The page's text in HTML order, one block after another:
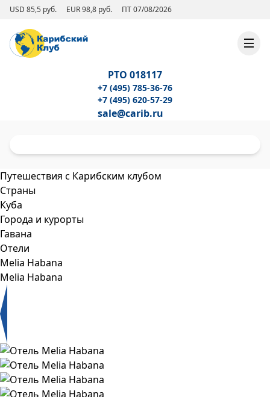
USD 85,5 руб. EUR 98,8 руб. ПТ 07/08/2026
РТО 018117
+7 (495) 785-36-76
+7 (495) 620-57-29
sale@carib.ru
Путешествия с Карибским клубом
Страны
Куба
Города и курорты
Гавана
Отели
Melia Habana
Melia Habana